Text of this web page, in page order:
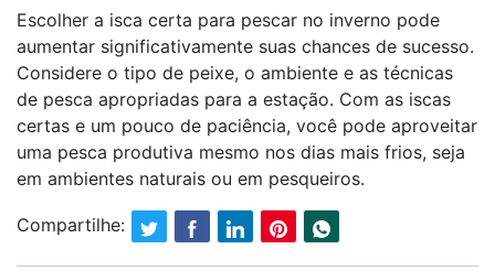
Escolher a isca certa para pescar no inverno pode
aumentar significativamente suas chances de sucesso.
Considere o tipo de peixe, o ambiente e as técnicas
de pesca apropriadas para a estação. Com as iscas
certas e um pouco de paciência, você pode aproveitar
uma pesca produtiva mesmo nos dias mais frios, seja
em ambientes naturais ou em pesqueiros.
Compartilhe: